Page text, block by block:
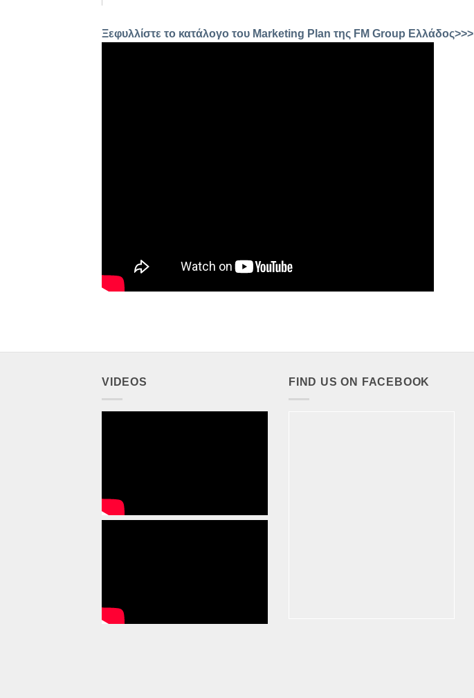
Ξεφυλλίστε το κατάλογο του Marketing Plan της FM Group Ελλάδος>>>
VIDEOS FIND US ON FACEBOOK